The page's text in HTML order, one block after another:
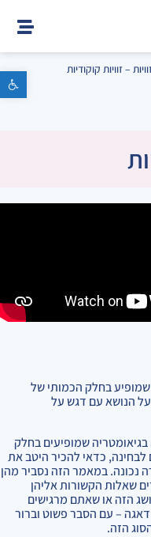
פתח סרגל נגישות
– זוויות קוקודיות
שמופיע בחלק הכמותי של
הנושא עם דגש על
בגיאומטריה שמופיעים בחלק
כדאי להכיר היטב את
נכונה. במאמר הזה נסביר מהן
שאלות הקשורות אליהן
הזה או שאתם מרגישים
– עם הסבר פשוט וברור
הזה.